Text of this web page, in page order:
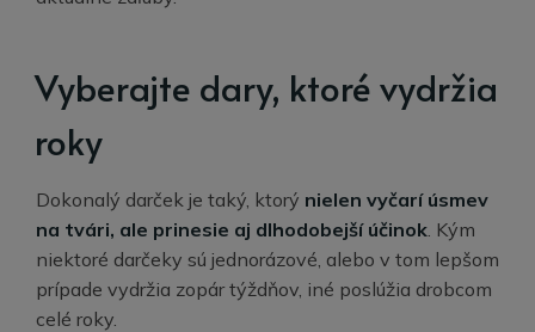
Vyberajte dary, ktoré vydržia
roky
Dokonalý darček je taký, ktorý nielen vyčarí úsmev
na tvári, ale prinesie aj dlhodobejší účinok . Kým
niektoré darčeky sú jednorázové, alebo v tom lepšom
prípade vydržia zopár týždňov, iné poslúžia drobcom
celé roky.